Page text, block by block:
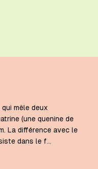
mêle deux
(une quenine de
La différence avec le
dans le f…